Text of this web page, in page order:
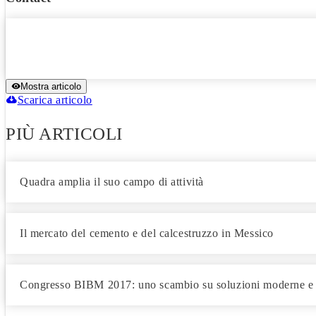
Mostra articolo
Scarica articolo
PIÙ ARTICOLI
Quadra amplia il suo campo di attività
Il mercato del cemento e del calcestruzzo in Messico
Congresso BIBM 2017: uno scambio su soluzioni moderne